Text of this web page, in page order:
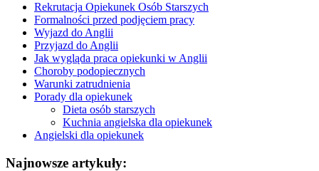
Rekrutacja Opiekunek Osób Starszych
Formalności przed podjęciem pracy
Wyjazd do Anglii
Przyjazd do Anglii
Jak wygląda praca opiekunki w Anglii
Choroby podopiecznych
Warunki zatrudnienia
Porady dla opiekunek
Dieta osób starszych
Kuchnia angielska dla opiekunek
Angielski dla opiekunek
Najnowsze artykuły: